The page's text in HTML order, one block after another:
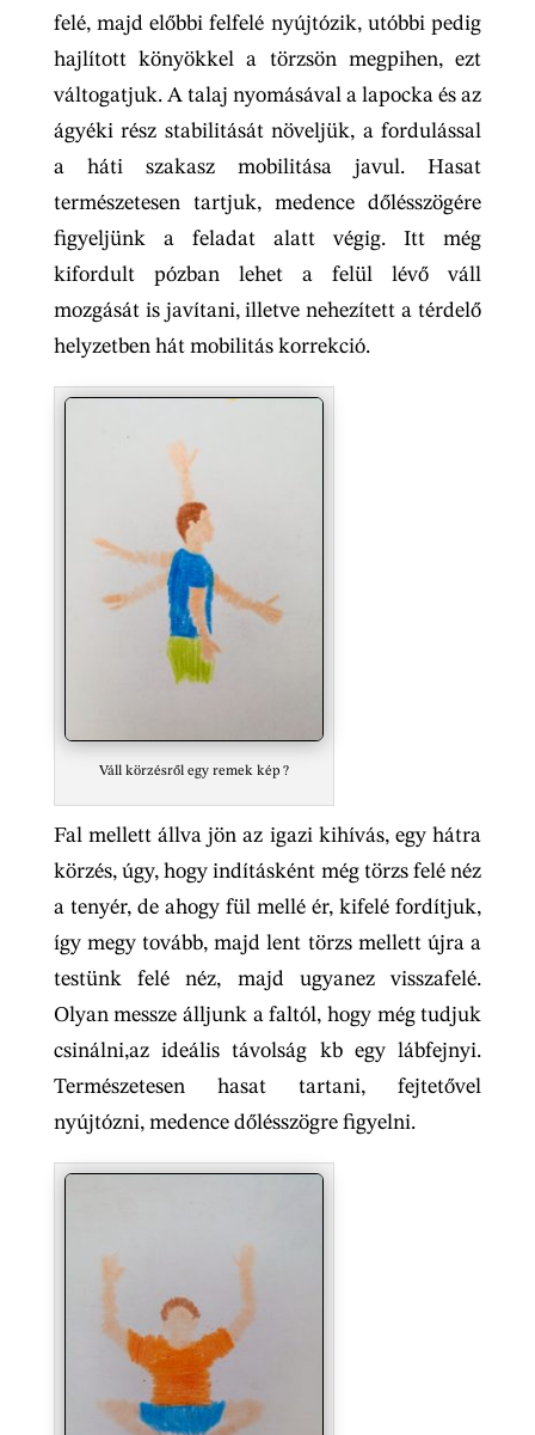
felé, majd előbbi felfelé nyújtózik, utóbbi pedig
hajlított könyökkel a törzsön megpihen, ezt
váltogatjuk. A talaj nyomásával a lapocka és az
ágyéki rész stabilitását növeljük, a fordulással
a háti szakasz mobilitása javul. Hasat
természetesen tartjuk, medence dőlésszögére
figyeljünk a feladat alatt végig. Itt még
kifordult pózban lehet a felül lévő váll
mozgását is javítani, illetve nehezített a térdelő
helyzetben hát mobilitás korrekció.
Váll körzésről egy remek kép ?
Fal mellett állva jön az igazi kihívás, egy hátra
körzés, úgy, hogy indításként még törzs felé néz
a tenyér, de ahogy fül mellé ér, kifelé fordítjuk,
így megy tovább, majd lent törzs mellett újra a
testünk felé néz, majd ugyanez visszafelé.
Olyan messze álljunk a faltól, hogy még tudjuk
csinálni,az ideális távolság kb egy lábfejnyi.
Természetesen hasat tartani, fejtetővel
nyújtózni, medence dőlésszögre figyelni.